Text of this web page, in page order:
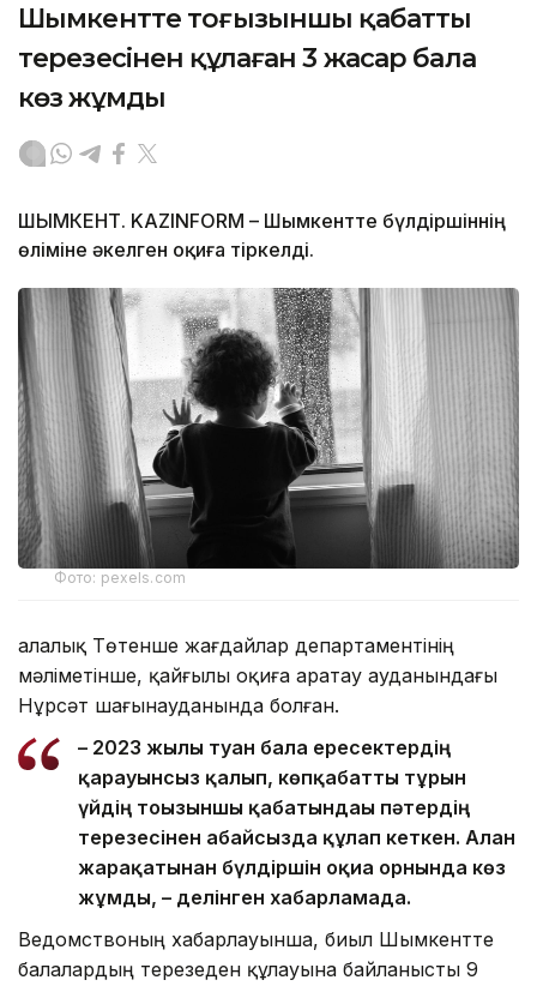
Шымкентте тоғызыншы қабаттың
терезесінен құлаған 3 жасар бала
көз жұмды
ШЫМКЕНТ. KAZINFORM – Шымкентте бүлдіршіннің
өліміне әкелген оқиға тіркелді.
Фото: pexels.com
Қалалық Төтенше жағдайлар департаментінің
мәліметінше, қайғылы оқиға Қаратау ауданындағы
Нұрсәт шағынауданында болған.
– 2023 жылы туған бала ересектердің
қарауынсыз қалып, көпқабатты тұрғын
үйдің тоғызыншы қабатындағы пәтердің
терезесінен абайсызда құлап кеткен. Алған
жарақатынан бүлдіршін оқиға орнында көз
жұмды, – делінген хабарламада.
Ведомствоның хабарлауынша, биыл Шымкентте
балалардың терезеден құлауына байланысты 9